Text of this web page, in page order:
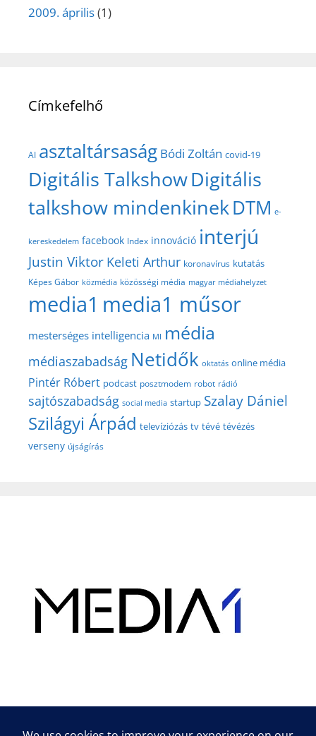
2009. április(1)
Címkefelhő
AI asztaltársaság Bódi Zoltán covid-19
Digitális TalkshowDigitális
talkshow mindenkinekDTM e-
kereskedelem facebook Index innováció interjú
Justin Viktor Keleti Arthur koronavírus kutatás
Képes Gábor közmédia közösségi média magyar médiahelyzet
media1 media1 műsor
mesterséges intelligencia MI média
médiaszabadság Netidők oktatás online média
Pintér Róbert podcast posztmodem robot rádió
sajtószabadság social media startup Szalay Dániel
Szilágyi Árpád televíziózás tv tévé tévézés
verseny újságírás